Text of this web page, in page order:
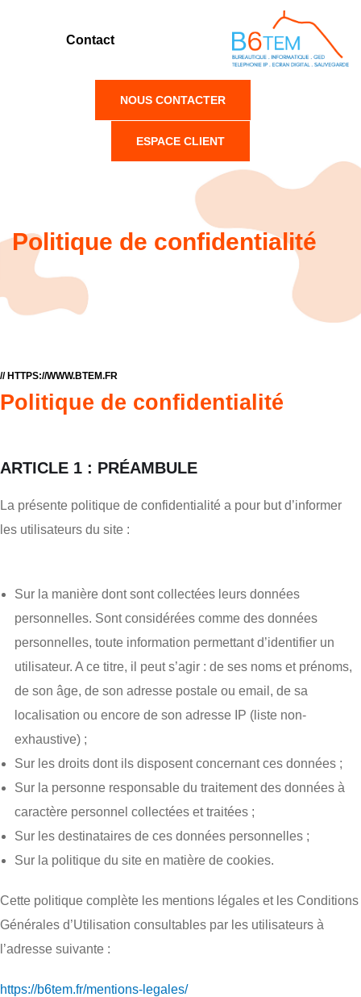
Contact
NOUS CONTACTER
ESPACE CLIENT
Politique de confidentialité
// HTTPS://WWW.BTEM.FR
Politique de confidentialité
ARTICLE 1 : PRÉAMBULE
La présente politique de confidentialité a pour but d’informer
les utilisateurs du site :
Sur la manière dont sont collectées leurs données
personnelles. Sont considérées comme des données
personnelles, toute information permettant d’identifier un
utilisateur. A ce titre, il peut s’agir : de ses noms et prénoms,
de son âge, de son adresse postale ou email, de sa
localisation ou encore de son adresse IP (liste non-
exhaustive) ;
Sur les droits dont ils disposent concernant ces données ;
Sur la personne responsable du traitement des données à
caractère personnel collectées et traitées ;
Sur les destinataires de ces données personnelles ;
Sur la politique du site en matière de cookies.
Cette politique complète les mentions légales et les Conditions
Générales d’Utilisation consultables par les utilisateurs à
l’adresse suivante :
https://b6tem.fr/mentions-legales/